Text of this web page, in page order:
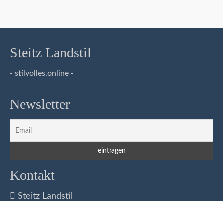
Steitz Landstil
- stilvolles.online -
Newsletter
Kontakt
Steitz Landstil